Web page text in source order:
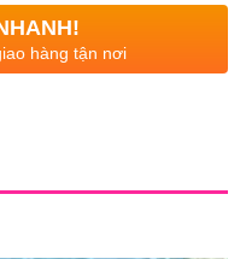
hàng tận nơi